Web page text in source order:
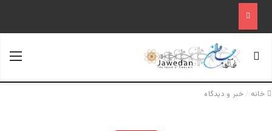
جستجو برای
خانه /خبر و دیدگاه